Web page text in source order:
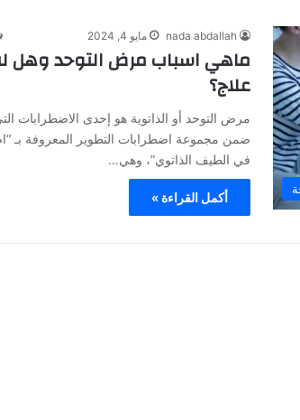
nada abdallah مايو 4, 2024
ماهي اسباب مرض التوحد وهل
علاج؟
مرض التوحد أو الذاتوية هو إحدى الاضطرابات
ضمن مجموعة اضطرابات التطوير المعروفة بـ
في الطيف الذاتوي”، وهي…
أكمل القراءة »